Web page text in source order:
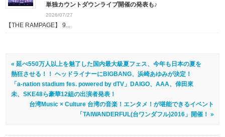
単独カウントダウンライブ開催の発表も♪
2026/07/27
【THE RAMPAGE】 9...
« 延べ550万⼈以上を魅了した国内最大級夏フェス、今年も日本の夏を
熱狂させる！！ ヘッドライナーにBIGBANG、浜崎あゆみが決定！
「a-nation stadium fes. powered by dTV」DAIGO、AAA、倖⽥來
未、SKE48ら豪華12組の出演者発表！
台湾Music × Culture 台湾の音楽！エンタメ！が堪能できるイベント
「TAIWANDERFUL(台ワンダフル)2016」開催！ »